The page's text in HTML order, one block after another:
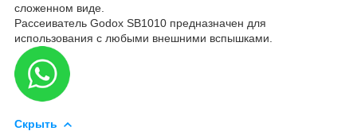
сложенном виде.
Рассеиватель Godox SB1010 предназначен для
использования с любыми внешними вспышками.
Скрыть